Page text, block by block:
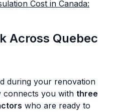
Cost in Canada:
Across Quebec
during your renovation
connects you with three
who are ready to